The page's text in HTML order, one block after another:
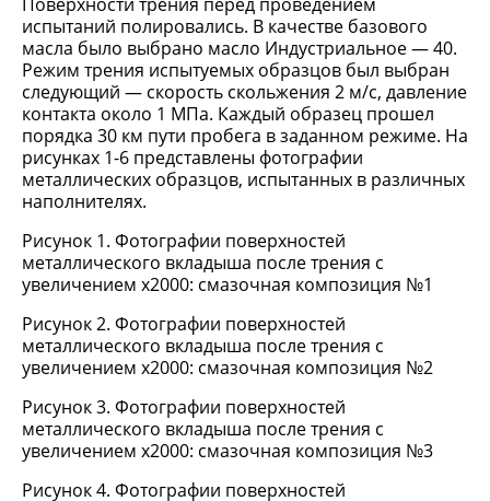
испытаний полировались. В качестве базового
масла было выбрано масло Индустриальное — 40.
Режим трения испытуемых образцов был выбран
следующий — скорость скольжения 2 м/с, давление
контакта около 1 МПа. Каждый образец прошел
порядка 30 км пути пробега в заданном режиме. На
рисунках 1-6 представлены фотографии
металлических образцов, испытанных в различных
наполнителях.
Рисунок 1. Фотографии поверхностей
металлического вкладыша после трения с
увеличением х2000: смазочная композиция №1
Рисунок 2. Фотографии поверхностей
металлического вкладыша после трения с
увеличением х2000: смазочная композиция №2
Рисунок 3. Фотографии поверхностей
металлического вкладыша после трения с
увеличением х2000: смазочная композиция №3
Рисунок 4. Фотографии поверхностей